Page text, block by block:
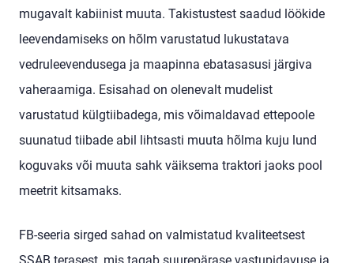
mugavalt kabiinist muuta. Takistustest saadud löökide
leevendamiseks on hõlm varustatud lukustatava
vedruleevendusega ja maapinna ebatasasusi järgiva
vaheraamiga. Esisahad on olenevalt mudelist
varustatud külgtiibadega, mis võimaldavad ettepoole
suunatud tiibade abil lihtsasti muuta hõlma kuju lund
koguvaks või muuta sahk väiksema traktori jaoks pool
meetrit kitsamaks.
FB-seeria sirged sahad on valmistatud kvaliteetsest